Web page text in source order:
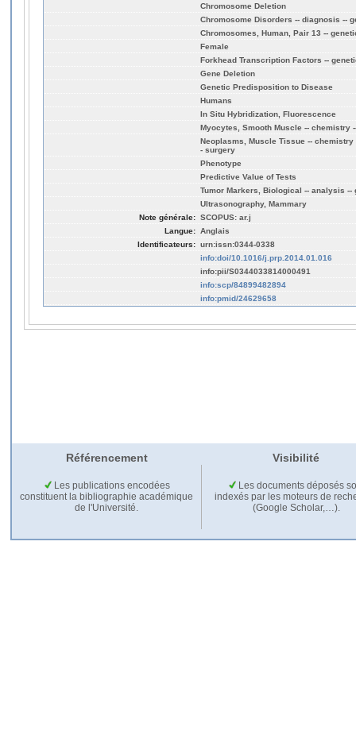
Chromosome Deletion
Chromosome Disorders -- diagnosis --
Chromosomes, Human, Pair 13 --
Female
Forkhead Transcription Factors --
Gene Deletion
Genetic Predisposition to Disease
Humans
In Situ Hybridization, Fluorescence
Myocytes, Smooth Muscle -- chemistry
Neoplasms, Muscle Tissue --
- surgery
Phenotype
Predictive Value of Tests
Tumor Markers, Biological -- analysis --
Ultrasonography, Mammary
Note générale: SCOPUS: ar.j
Langue: Anglais
Identificateurs: urn:issn:0344-0338
info:doi/10.1016/j.prp.2014.01.016
info:pii/S0344033814000491
info:scp/84899482894
info:pmid/24629658
Référencement Visibilité
Les publications encodées
constituent la bibliographie académique
de l'Université.
Les documents déposés
indexés par les moteurs de
(Google Scholar,…).